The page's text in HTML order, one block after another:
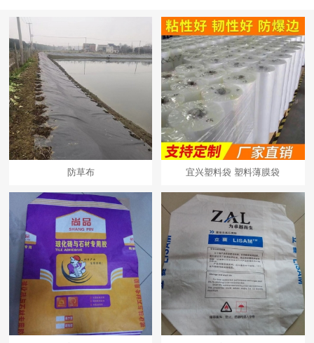
防草布 宜兴塑料袋 塑料薄膜袋